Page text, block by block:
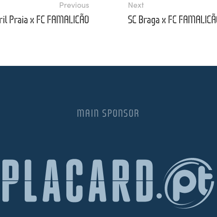
Previous
Praia x FC FAMALICÃO
Next
SC Braga x FC
MAIN SPONSOR